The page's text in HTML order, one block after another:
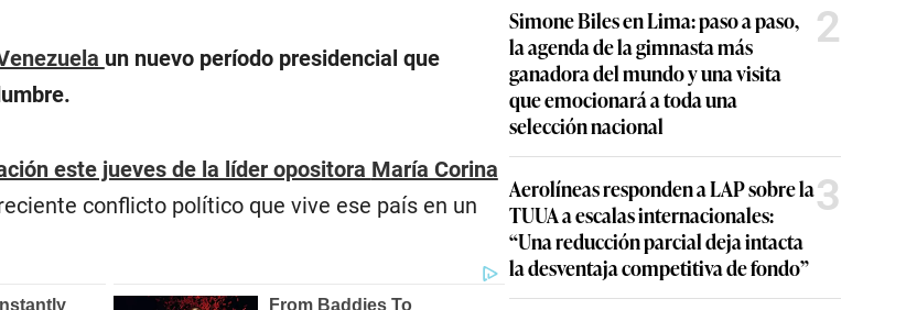
un nuevo período presidencial que
este jueves de la líder opositora María Corina
conflicto político que vive ese país en un
Simone Biles en Lima: paso a paso,
la agenda de la gimnasta más
ganadora del mundo y una visita
que emocionará a toda una
selección nacional
2
Aerolíneas responden a LAP sobre la
TUUA a escalas internacionales:
“Una reducción parcial deja intacta
la desventaja competitiva de fondo”
3